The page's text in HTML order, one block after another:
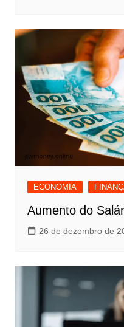
ECONOMIA
Aumento do
26 de dezembro de